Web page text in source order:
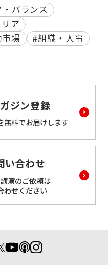
バランス
ア
場
#組織・人事
ジン登録
無料でお届けします
い合わせ
演のご依頼は
わせください